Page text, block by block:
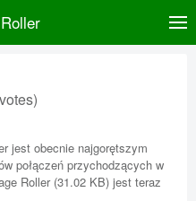
jest obecnie najgorętszym
połączeń przychodzących w
Roller (31.02 KB) jest teraz